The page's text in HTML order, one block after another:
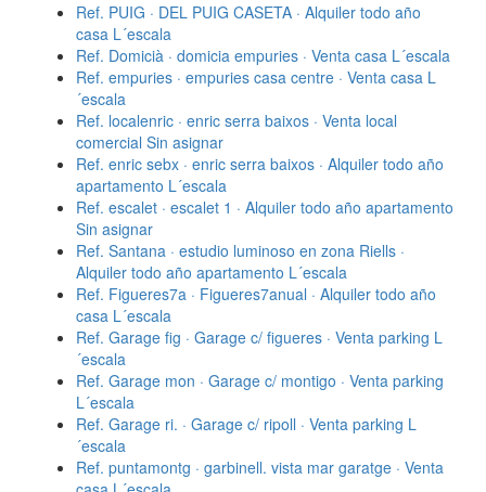
Ref. PUIG · DEL PUIG CASETA · Alquiler todo año
casa L´escala
Ref. Domicià · domicia empuries · Venta casa L´escala
Ref. empuries · empuries casa centre · Venta casa L
´escala
Ref. localenric · enric serra baixos · Venta local
comercial Sin asignar
Ref. enric sebx · enric serra baixos · Alquiler todo año
apartamento L´escala
Ref. escalet · escalet 1 · Alquiler todo año apartamento
Sin asignar
Ref. Santana · estudio luminoso en zona Riells ·
Alquiler todo año apartamento L´escala
Ref. Figueres7a · Figueres7anual · Alquiler todo año
casa L´escala
Ref. Garage fig · Garage c/ figueres · Venta parking L
´escala
Ref. Garage mon · Garage c/ montigo · Venta parking
L´escala
Ref. Garage ri. · Garage c/ ripoll · Venta parking L
´escala
Ref. puntamontg · garbinell. vista mar garatge · Venta